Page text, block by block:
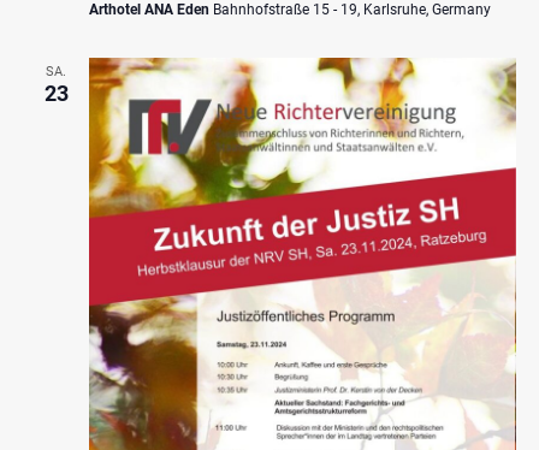
Arthotel ANA Eden Bahnhofstraße 15 - 19, Karlsruhe, Germany
SA.
23